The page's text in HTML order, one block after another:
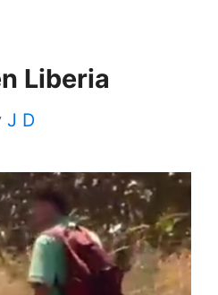
Liberia
J D